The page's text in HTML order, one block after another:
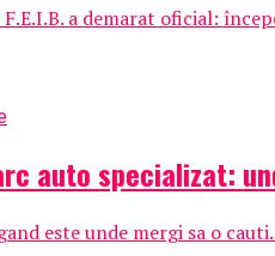
F.E.I.B. a demarat oficial:
auto specializat:
este unde mergi sa o